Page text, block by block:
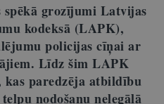
spēkā grozījumi Latvijas
kodeksā (LAPK),
policijas cīņai ar
Līdz šim LAPK
paredzēja atbildību
nodošanu nelegālā